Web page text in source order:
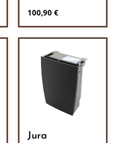
Regulärer Preis:
100,90 €
Jura